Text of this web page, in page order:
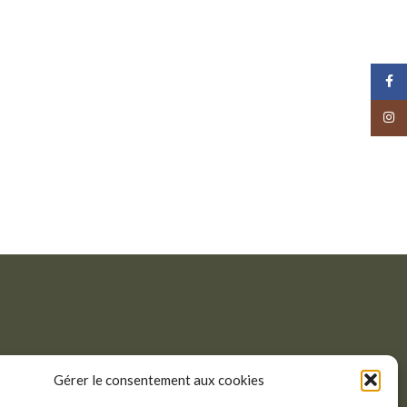
Gérer le consentement aux cookies